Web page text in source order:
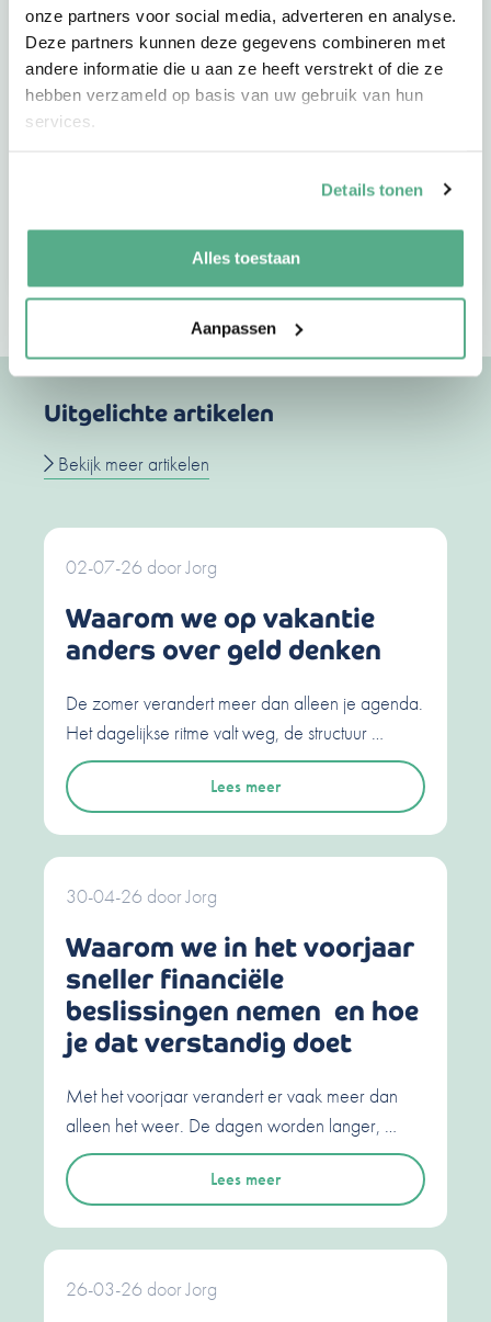
onze partners voor social media, adverteren en analyse.
Deze partners kunnen deze gegevens combineren met
andere informatie die u aan ze heeft verstrekt of die ze
hebben verzameld op basis van uw gebruik van hun
services.
Details tonen
Alles toestaan
Aanpassen
+72
Uitgelichte artikelen
Bekijk meer artikelen
02-07-26 doorJorg
Waarom we op vakantie
anders over geld denken
De zomer verandert meer dan alleen je agenda.
Het dagelijkse ritme valt weg, de structuur …
Lees meer
30-04-26 doorJorg
Waarom we in het voorjaar
sneller financiële
beslissingen nemen en hoe
je dat verstandig doet
Met het voorjaar verandert er vaak meer dan
alleen het weer. De dagen worden langer, …
Lees meer
26-03-26 doorJorg